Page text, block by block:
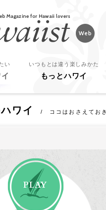
い いつもとは違う楽しみかた
もっとハワイ
ワイ ココはおさえてお
PLAY